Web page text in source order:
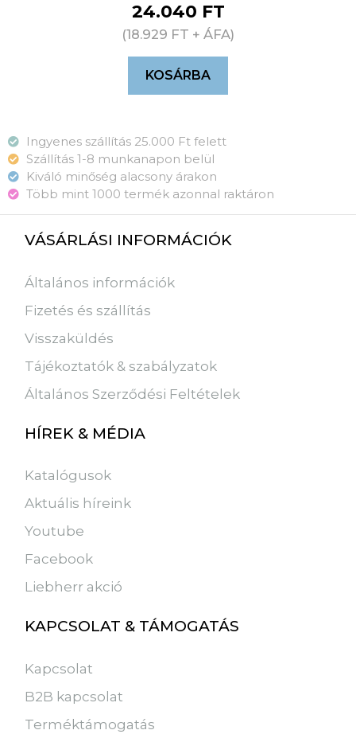
24.040 FT
(18.929 FT + ÁFA)
KOSÁRBA
Ingyenes szállítás 25.000 Ft felett
Szállítás 1-8 munkanapon belül
Kiváló minőség alacsony árakon
Több mint 1000 termék azonnal raktáron
VÁSÁRLÁSI INFORMÁCIÓK
Általános információk
Fizetés és szállítás
Visszaküldés
Tájékoztatók & szabályzatok
Általános Szerződési Feltételek
HÍREK & MÉDIA
Katalógusok
Aktuális híreink
Youtube
Facebook
Liebherr akció
KAPCSOLAT & TÁMOGATÁS
Kapcsolat
B2B kapcsolat
Terméktámogatás